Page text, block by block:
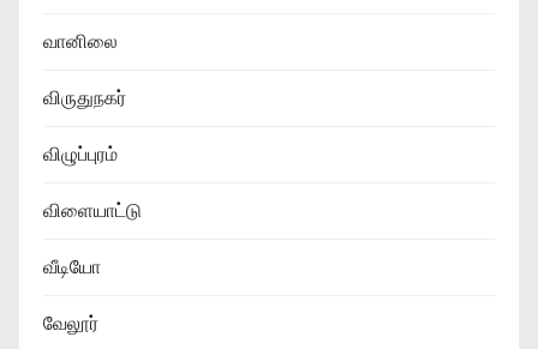
வானிலை
விருதுநகர்
விழுப்புரம்
விளையாட்டு
வீடியோ
வேலூர்